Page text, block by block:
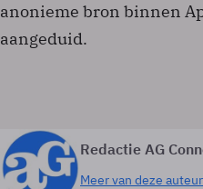
anonieme bron binnen
aangeduid.
Redactie AG
Meer van deze auteur